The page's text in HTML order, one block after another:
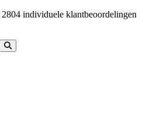
2804 individuele klantbeoordelingen